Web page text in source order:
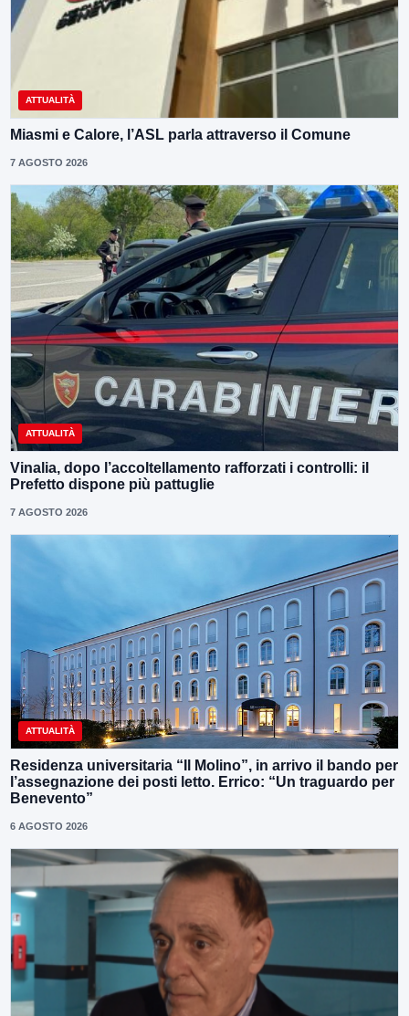
ATTUALITÀ
Miasmi e Calore, l’ASL parla attraverso il Comune
7 AGOSTO 2026
ATTUALITÀ
Vinalia, dopo l’accoltellamento rafforzati i controlli: il
Prefetto dispone più pattuglie
7 AGOSTO 2026
ATTUALITÀ
Residenza universitaria “Il Molino”, in arrivo il bando per
l’assegnazione dei posti letto. Errico: “Un traguardo per
Benevento”
6 AGOSTO 2026